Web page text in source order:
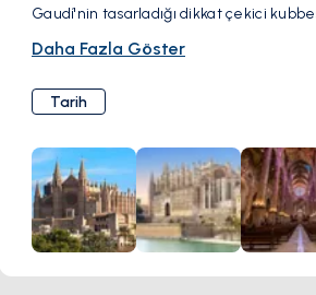
Gaudí'nin tasarladığı dikkat çekici
Daha Fazla Göster
Tarih